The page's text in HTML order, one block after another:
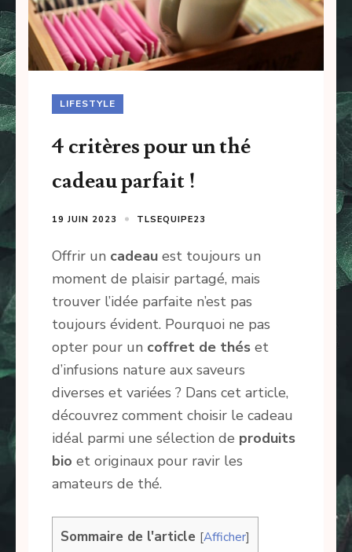
LIFESTYLE
4 critères pour un thé
cadeau parfait !
19 JUIN 2023 TLSEQUIPE23
Offrir un cadeau est toujours un
moment de plaisir partagé, mais
trouver l’idée parfaite n’est pas
toujours évident. Pourquoi ne pas
opter pour un coffret de thés et
d’infusions nature aux saveurs
diverses et variées ? Dans cet article,
découvrez comment choisir le cadeau
idéal parmi une sélection de produits
bio et originaux pour ravir les
amateurs de thé.
Sommaire de l'article [Afficher]